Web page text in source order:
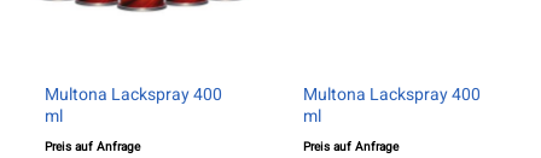
Multona Lackspray 400
ml
Preis auf Anfrage
Multona Lackspray 400
ml
Preis auf Anfrage